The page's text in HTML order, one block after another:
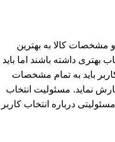
مشخصات کالا به بهترین
بهتری داشته باشند اما باید
باید به تمام مشخصات
نماید. مسئولیت انتخاب
درباره انتخاب کاربر